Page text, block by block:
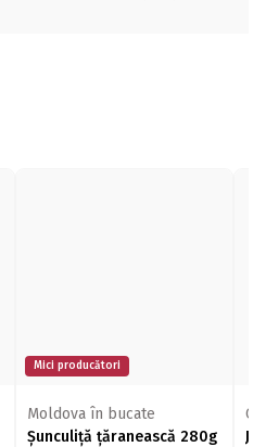
Mici producători
Moldova în bucate
Șunculiță țăranească 280g